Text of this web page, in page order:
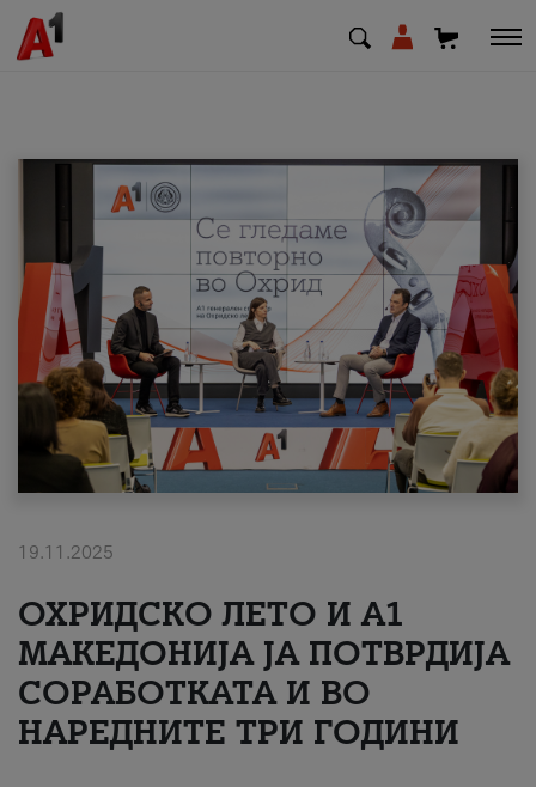
МК SQ
Приватни Деловни
Поддршка
Надополни кредит
#ПодобарОнлајн
19.11.2025
ОХРИДСКО ЛЕТО И A1
МАКЕДОНИЈА ЈА ПОТВРДИЈА
СОРАБОТКАТА И ВО
НАРЕДНИТЕ ТРИ ГОДИНИ